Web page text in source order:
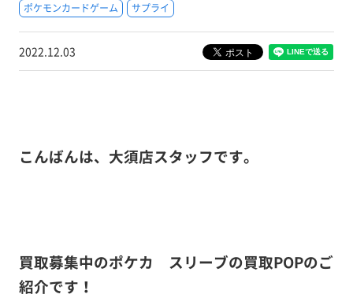
ポケモンカードゲーム サプライ
2022.12.03
こんばんは、大須店スタッフです。
買取募集中のポケカ スリーブの買取POPのご
紹介です！